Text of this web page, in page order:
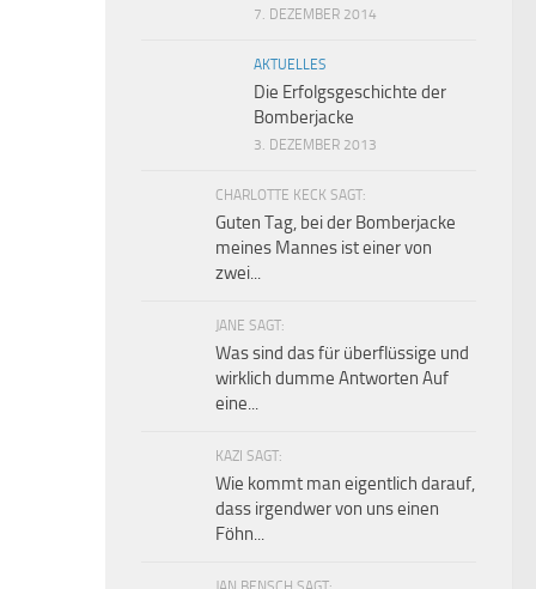
7. DEZEMBER 2014
AKTUELLES
Die Erfolgsgeschichte der
Bomberjacke
3. DEZEMBER 2013
CHARLOTTE KECK SAGT:
Guten Tag, bei der Bomberjacke
meines Mannes ist einer von
zwei...
JANE SAGT:
Was sind das für überflüssige und
wirklich dumme Antworten Auf
eine...
KAZI SAGT:
Wie kommt man eigentlich darauf,
dass irgendwer von uns einen
Föhn...